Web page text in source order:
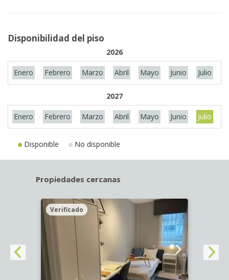
Disponibilidad del piso
2026
Enero Febrero Marzo Abril Mayo Junio Julio
2027
Enero Febrero Marzo Abril Mayo Junio Julio
Disponible No disponible
Propiedades cercanas
Verificado